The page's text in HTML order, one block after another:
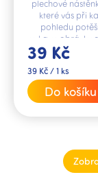
39 Kč
Měrná
cena:
39 Kč / 1 ks
Do košíku
plechové
které vás při
pohledu
vzkazy, obrázky
dětí nebo
si připněte